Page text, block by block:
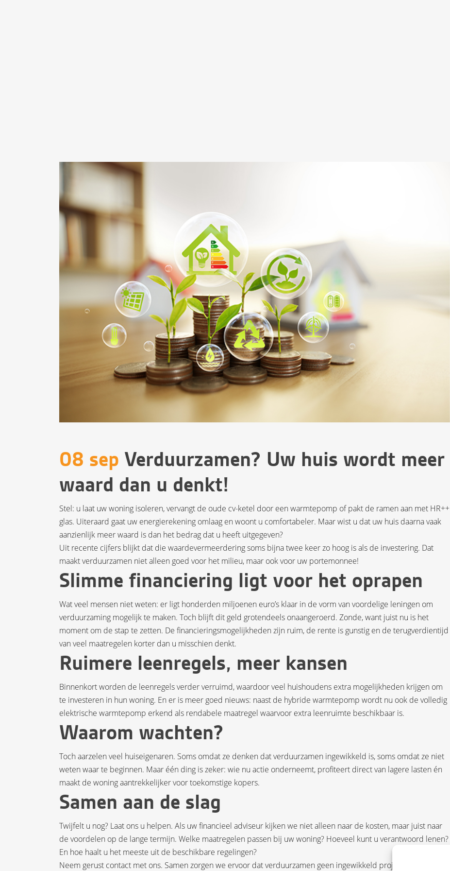
08 sep Verduurzamen? Uw huis wordt meer
waard dan u denkt!
Stel: u laat uw woning isoleren, vervangt de oude cv-ketel door een warmtepomp of pakt de ramen aan met HR++
glas. Uiteraard gaat uw energierekening omlaag en woont u comfortabeler. Maar wist u dat uw huis daarna vaak
aanzienlijk meer waard is dan het bedrag dat u heeft uitgegeven?
Uit recente cijfers blijkt dat die waardevermeerdering soms bijna twee keer zo hoog is als de investering. Dat
maakt verduurzamen niet alleen goed voor het milieu, maar ook voor uw portemonnee!
Slimme financiering ligt voor het oprapen
Wat veel mensen niet weten: er ligt honderden miljoenen euro’s klaar in de vorm van voordelige leningen om
verduurzaming mogelijk te maken. Toch blijft dit geld grotendeels onaangeroerd. Zonde, want juist nu is het
moment om de stap te zetten. De financieringsmogelijkheden zijn ruim, de rente is gunstig en de terugverdientijd
van veel maatregelen korter dan u misschien denkt.
Ruimere leenregels, meer kansen
Binnenkort worden de leenregels verder verruimd, waardoor veel huishoudens extra mogelijkheden krijgen om
te investeren in hun woning. En er is meer goed nieuws: naast de hybride warmtepomp wordt nu ook de volledig
elektrische warmtepomp erkend als rendabele maatregel waarvoor extra leenruimte beschikbaar is.
Waarom wachten?
Toch aarzelen veel huiseigenaren. Soms omdat ze denken dat verduurzamen ingewikkeld is, soms omdat ze niet
weten waar te beginnen. Maar één ding is zeker: wie nu actie onderneemt, profiteert direct van lagere lasten én
maakt de woning aantrekkelijker voor toekomstige kopers.
Samen aan de slag
Twijfelt u nog? Laat ons u helpen. Als uw financieel adviseur kijken we niet alleen naar de kosten, maar juist naar
de voordelen op de lange termijn. Welke maatregelen passen bij uw woning? Hoeveel kunt u verantwoord lenen?
En hoe haalt u het meeste uit de beschikbare regelingen?
Neem gerust contact met ons. Samen zorgen we ervoor dat verduurzamen geen ingewikkeld project wordt, maar